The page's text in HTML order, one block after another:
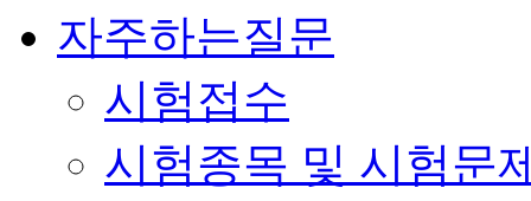
자주하는질문
시험접수
시험종목 및 시험문